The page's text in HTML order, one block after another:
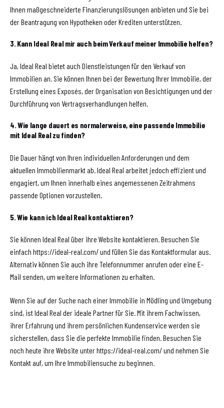
Ihnen maßgeschneiderte Finanzierungslösungen anbieten und Sie bei
der Beantragung von Hypotheken oder Krediten unterstützen.
3. Kann Ideal Real mir auch beim Verkauf meiner Immobilie helfen?
Ja, Ideal Real bietet auch Dienstleistungen für den Verkauf von
Immobilien an. Sie können Ihnen bei der Bewertung Ihrer Immobilie, der
Erstellung eines Exposés, der Organisation von Besichtigungen und der
Durchführung von Vertragsverhandlungen helfen.
4. Wie lange dauert es normalerweise, eine passende Immobilie
mit Ideal Real zu finden?
Die Dauer hängt von Ihren individuellen Anforderungen und dem
aktuellen Immobilienmarkt ab. Ideal Real arbeitet jedoch effizient und
engagiert, um Ihnen innerhalb eines angemessenen Zeitrahmens
passende Optionen vorzustellen.
5. Wie kann ich Ideal Real kontaktieren?
Sie können Ideal Real über ihre Website kontaktieren. Besuchen Sie
einfach https://ideal-real.com/ und füllen Sie das Kontaktformular aus.
Alternativ können Sie auch ihre Telefonnummer anrufen oder eine E-
Mail senden, um weitere Informationen zu erhalten.
Wenn Sie auf der Suche nach einer Immobilie in Mödling und Umgebung
sind, ist Ideal Real der ideale Partner für Sie. Mit ihrem Fachwissen,
ihrer Erfahrung und ihrem persönlichen Kundenservice werden sie
sicherstellen, dass Sie die perfekte Immobilie finden. Besuchen Sie
noch heute ihre Website unter https://ideal-real.com/ und nehmen Sie
Kontakt auf, um Ihre Immobiliensuche zu beginnen.